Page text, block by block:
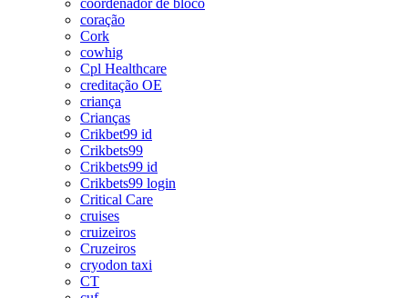
coração
Cork
cowhig
Cpl Healthcare
creditação OE
criança
Crianças
Crikbet99 id
Crikbets99
Crikbets99 id
Crikbets99 login
Critical Care
cruises
cruizeiros
Cruzeiros
cryodon taxi
CT